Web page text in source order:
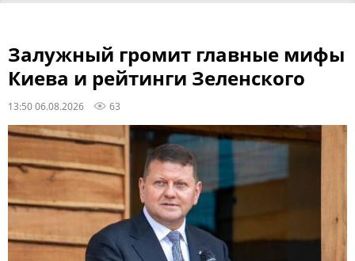
Залужный громит главные мифы
Киева и рейтинги Зеленского
13:50 06.08.2026 63